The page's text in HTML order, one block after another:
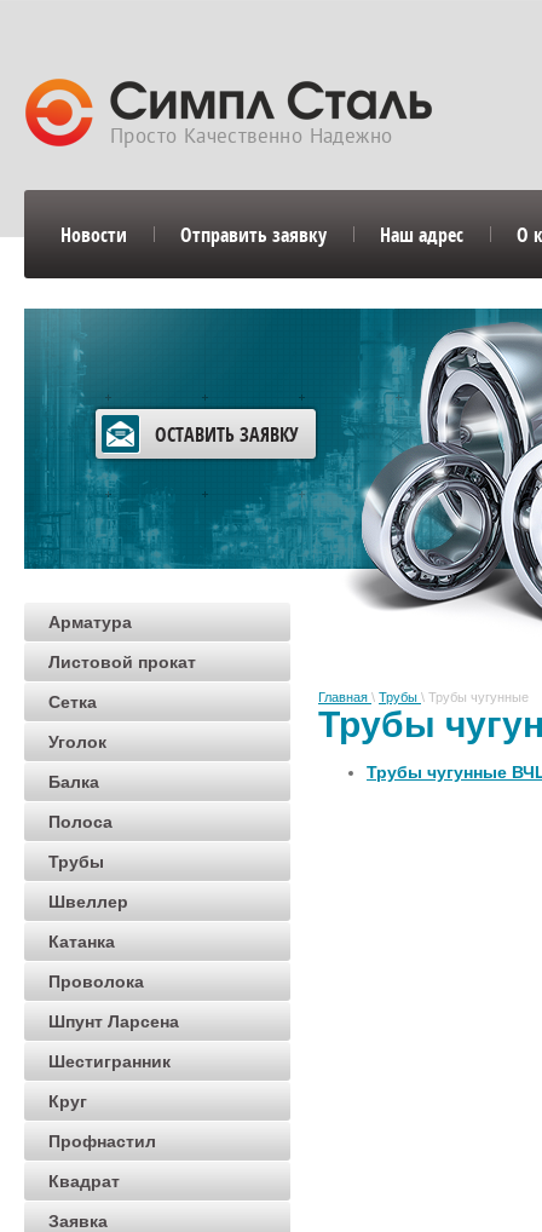
Просто Качественно Надежно
Новости Отправить заявку Наш адрес О
ОСТАВИТЬ ЗАЯВКУ
Главная \ Трубы \ Трубы чугунные
Трубы
Трубы чугунные
Арматура
Листовой прокат
Сетка
Уголок
Балка
Полоса
Трубы
Швеллер
Катанка
Проволока
Шпунт Ларсена
Шестигранник
Круг
Профнастил
Квадрат
Заявка